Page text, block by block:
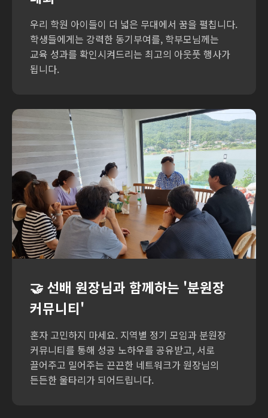
우리 학원 아이들이 더 넓은 무대에서 꿈을 펼칩니다.
학생들에게는 강력한 동기부여를, 학부모님께는
교육 성과를 확인시켜드리는 최고의 아웃풋 행사가
됩니다.
🤝 선배 원장님과 함께하는 '분원장
커뮤니티'
혼자 고민하지 마세요. 지역별 정기 모임과 분원장
커뮤니티를 통해 성공 노하우를 공유받고, 서로
끌어주고 밀어주는 끈끈한 네트워크가 원장님의
든든한 울타리가 되어드립니다.